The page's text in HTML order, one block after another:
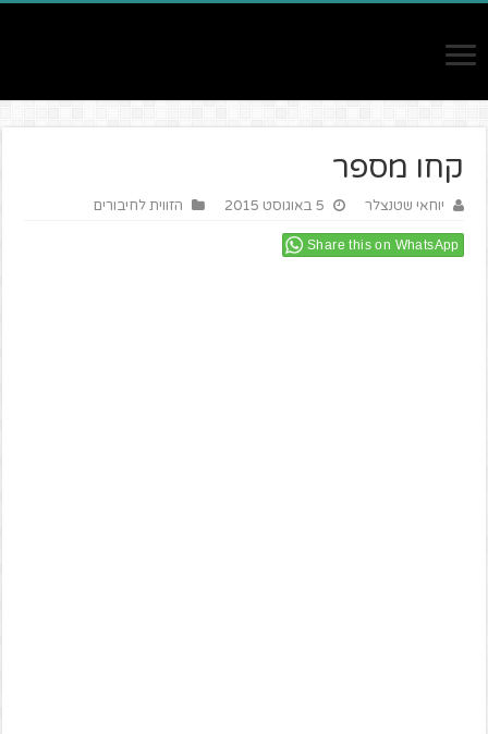
קחו מספר
יוחאי שטנצלר 5 באוגוסט 2015 הזווית לחיבורים
Share this on WhatsApp